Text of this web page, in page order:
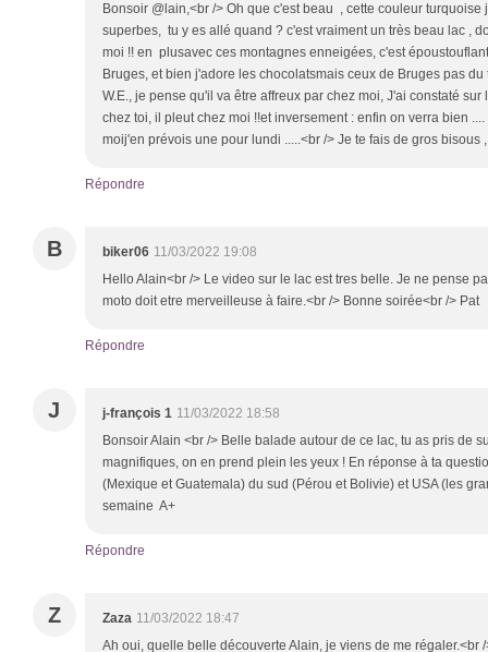
Bonsoir @lain,<br /> Oh que c'est beau , cette couleur turquoise
superbes, tu y es allé quand ? c'est vraiment un très beau lac ,
moi !! en plusavec ces montagnes enneigées, c'est
Bruges, et bien j'adore les chocolatsmais ceux de Bruges pas
W.E., je pense qu'il va être affreux par chez moi, J'ai constaté
chez toi, il pleut chez moi !!et inversement : enfin on verra bien
moij'en prévois une pour lundi .....<br /> Je te fais de gros bisous
Répondre
B biker06 11/03/2022 19:08
Hello Alain<br /> Le video sur le lac est tres belle. Je ne pense
moto doit etre merveilleuse à faire.<br /> Bonne soirée<br /> Pat
Répondre
J j-françois 1 11/03/2022 18:58
Bonsoir Alain <br /> Belle balade autour de ce lac, tu as pris de
magnifiques, on en prend plein les yeux ! En réponse à ta
(Mexique et Guatemala) du sud (Pérou et Bolivie) et USA (les
semaine A+
Répondre
Z Zaza 11/03/2022 18:47
Ah oui, quelle belle découverte Alain, je viens de me régaler.<br